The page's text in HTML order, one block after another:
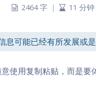
2464 字 | 11 分钟
息可能已经有所发展或
使用复制粘贴，而是